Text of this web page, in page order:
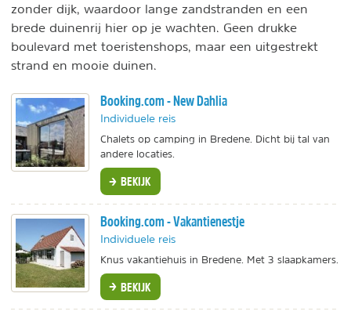
zonder dijk, waardoor lange zandstranden en een
brede duinenrij hier op je wachten. Geen drukke
boulevard met toeristenshops, maar een uitgestrekt
strand en mooie duinen.
Booking.com - New Dahlia
Individuele reis
Chalets op camping in Bredene. Dicht bij tal van
andere locaties.
BEKIJK
Booking.com - Vakantienestje
Individuele reis
Knus vakantiehuis in Bredene. Met 3 slaapkamers.
BEKIJK